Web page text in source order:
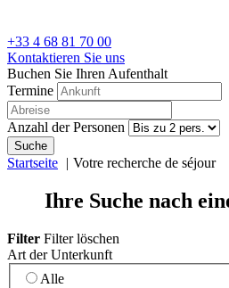
+33 4 68 81 70 00
Kontaktieren Sie uns
Buchen Sie Ihren Aufenthalt
Termine
Anzahl der Personen
Suche
Startseite Votre recherche de séjour
Ihre Suche nach
Filter Filter löschen
Art der Unterkunft
Alle